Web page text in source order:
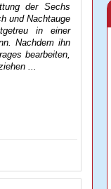
der Sechs
und Nachtauge
in einer
Nachdem ihn
bearbeiten,
...